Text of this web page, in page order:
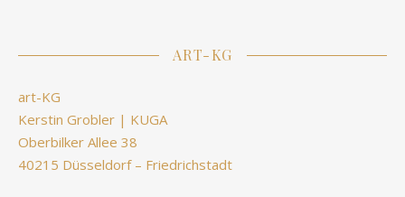
ART-KG
art-KG
Kerstin Grobler | KUGA
Oberbilker Allee 38
40215 Düsseldorf – Friedrichstadt